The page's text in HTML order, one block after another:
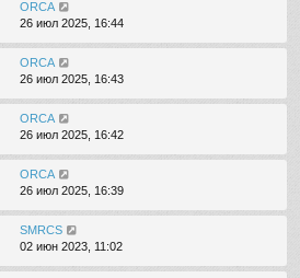
ORCA
26 июл 2025, 16:44
ORCA
26 июл 2025, 16:43
ORCA
26 июл 2025, 16:42
ORCA
26 июл 2025, 16:39
SMRCS
02 июн 2023, 11:02